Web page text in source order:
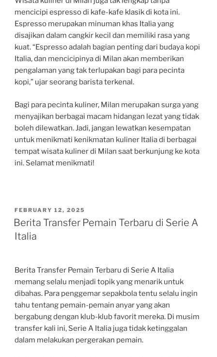
mencicipi espresso di kafe-kafe klasik di kota ini.
Espresso merupakan minuman khas Italia yang
disajikan dalam cangkir kecil dan memiliki rasa yang
kuat. “Espresso adalah bagian penting dari budaya kopi
Italia, dan mencicipinya di Milan akan memberikan
pengalaman yang tak terlupakan bagi para pecinta
kopi,” ujar seorang barista terkenal.
Bagi para pecinta kuliner, Milan merupakan surga yang
menyajikan berbagai macam hidangan lezat yang tidak
boleh dilewatkan. Jadi, jangan lewatkan kesempatan
untuk menikmati kenikmatan kuliner Italia di berbagai
tempat wisata kuliner di Milan saat berkunjung ke kota
ini. Selamat menikmati!
POSTED
ON
FEBRUARY 12, 2025
Berita Transfer Pemain Terbaru di Serie A
Italia
Berita Transfer Pemain Terbaru di Serie A Italia
memang selalu menjadi topik yang menarik untuk
dibahas. Para penggemar sepakbola tentu selalu ingin
tahu tentang pemain-pemain anyar yang akan
bergabung dengan klub-klub favorit mereka. Di musim
transfer kali ini, Serie A Italia juga tidak ketinggalan
dalam melakukan pergerakan pemain.